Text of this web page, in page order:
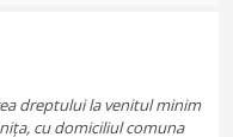
dreptului la venitul minim
cu domiciliul comuna